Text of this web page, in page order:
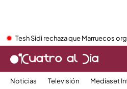
Tesh Sidi rechaza que Marruecos
Noticias Televisión Mediaset